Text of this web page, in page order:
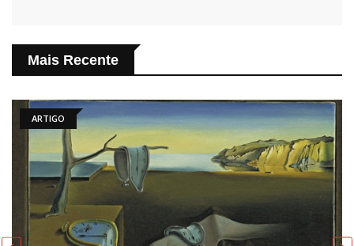
Mais Recente
ARTIGO